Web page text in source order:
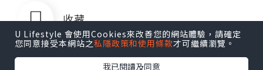
收藏
U Lifestyle 會使用Cookies來改善您的網站體驗，請確定
您同意接受本網站之私隱政策和使用條款才可繼續瀏覽。
我已閱讀及同意